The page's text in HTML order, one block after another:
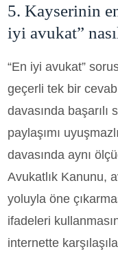
5. Kayserinin
iyi avukat”
“En iyi avukat”
geçerli tek bir
davasında
paylaşımı
davasında aynı
Avukatlık Kanunu,
yoluyla öne
ifadeleri
internette